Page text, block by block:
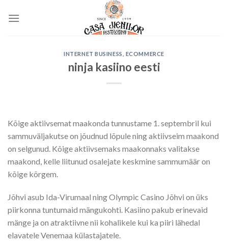
INTERNET BUSINESS, ECOMMERCE
ninja kasiino eesti
Kõige aktiivsemat maakonda tunnustame 1. septembril kui
sammuväljakutse on jõudnud lõpule ning aktiivseim maakond
on selgunud. Kõige aktiivsemaks maakonnaks valitakse
maakond, kelle liitunud osalejate keskmine sammumäär on
kõige kõrgem.
Jõhvi asub Ida-Virumaal ning Olympic Casino Jõhvi on üks
piirkonna tuntumaid mängukohti. Kasiino pakub erinevaid
mänge ja on atraktiivne nii kohalikele kui ka piiri lähedal
elavatele Venemaa külastajatele.